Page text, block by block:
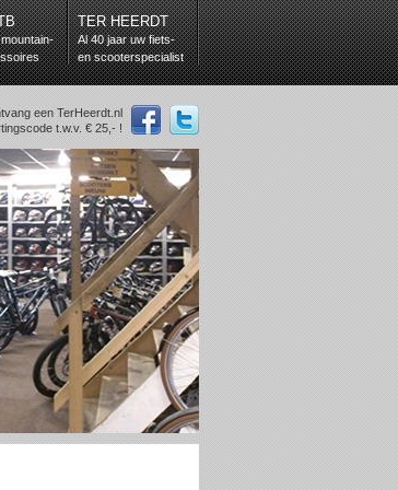
TER HEERDT
Al 40 jaar uw fiets-
en scooterspecialist
een TerHeerdt.nl
t.w.v. € 25,- !